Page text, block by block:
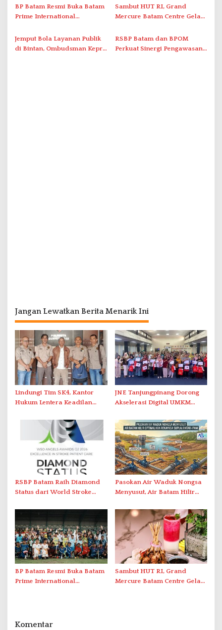
Penanganan Stroke
Berstandar Internasional
Antar-IPAM
BP Batam Resmi Buka Batam
Prime International
2026 di Stadion Temenggung
Abdul Jamal
Sambut HUT RI, Grand
Mercure Batam Centre Gelar
Nusantara’
Jemput Bola Layanan Publik
di Bintan, Ombudsman Kepri
RSBP Batam dan BPOM
Perkuat Sinergi Pengawasan
Jangan Lewatkan Berita Menarik Ini
Lindungi Tim SK4, Kantor
Hukum Lentera Keadilan
Perlawanan ke Petugas di
Bukik Batarah
JNE Tanjungpinang Dorong
Akselerasi Digital UMKM
2026
RSBP Batam Raih Diamond
Status dari World Stroke
Penanganan Stroke
Berstandar Internasional
Pasokan Air Waduk Nongsa
Menyusut, Air Batam Hilir
Antar-IPAM
BP Batam Resmi Buka Batam
Prime International
Sambut HUT RI, Grand
Mercure Batam Centre Gelar
Komentar